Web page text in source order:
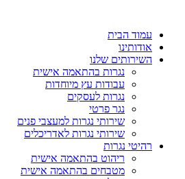
עמוד הבית
אודותינו
השירותים שלנו
נגרות בהתאמה אישית
עבודות עץ מיוחדות
נגרות לעסקים
נגר פרטי
שירותי נגרות למעצבי פנים
שירותי נגרות לאדריכלים
רהיטי נגרות
ריהוט בהתאמה אישית
מטבחים בהתאמה אישית